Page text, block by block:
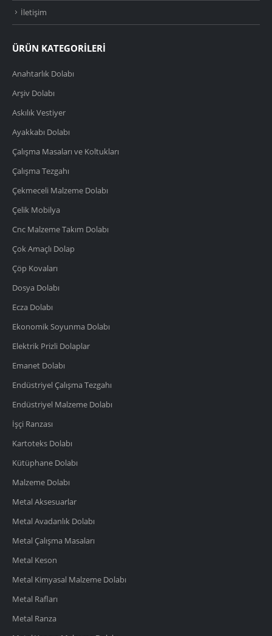
İletişim
ÜRÜN KATEGORİLERİ
Anahtarlık Dolabı
Arşiv Dolabı
Askılık Vestiyer
Ayakkabı Dolabı
Çalışma Masaları ve Koltukları
Çalışma Tezgahı
Çekmeceli Malzeme Dolabı
Çelik Mobilya
Cnc Malzeme Takım Dolabı
Çok Amaçlı Dolap
Çöp Kovaları
Dosya Dolabı
Ecza Dolabı
Ekonomik Soyunma Dolabı
Elektrik Prizli Dolaplar
Emanet Dolabı
Endüstriyel Çalışma Tezgahı
Endüstriyel Malzeme Dolabı
İşçi Ranzası
Kartoteks Dolabı
Kütüphane Dolabı
Malzeme Dolabı
Metal Aksesuarlar
Metal Avadanlık Dolabı
Metal Çalışma Masaları
Metal Keson
Metal Kimyasal Malzeme Dolabı
Metal Rafları
Metal Ranza